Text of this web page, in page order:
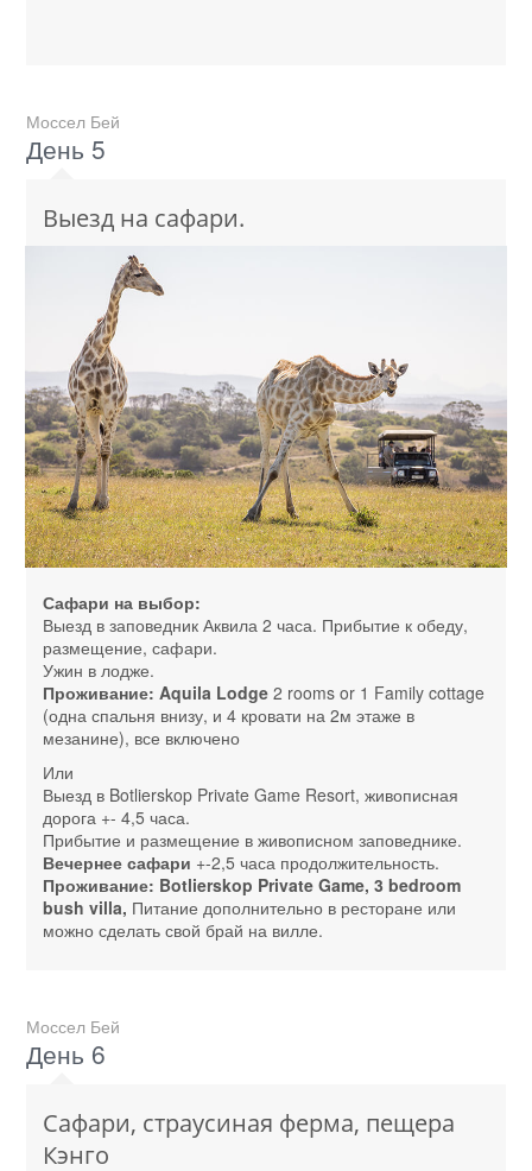
Моссел Бей
День 5
Выезд на сафари.
Сафари на выбор:
Выезд в заповедник Аквила 2 часа. Прибытие к обеду,
размещение, сафари.
Ужин в лодже.
Проживание: Aquila Lodge 2 rooms or 1 Family cottage
(одна спальня внизу, и 4 кровати на 2м этаже в
мезанине), все включено
Или
Выезд в Botlierskop Private Game Resort, живописная
дорога +- 4,5 часа.
Прибытие и размещение в живописном заповеднике.
Вечернее сафари +-2,5 часа продолжительность.
Проживание: Botlierskop Private Game, 3 bedroom
bush villa, Питание дополнительно в ресторане или
можно сделать свой брай на вилле.
Моссел Бей
День 6
Сафари, страусиная ферма, пещера
Кэнго